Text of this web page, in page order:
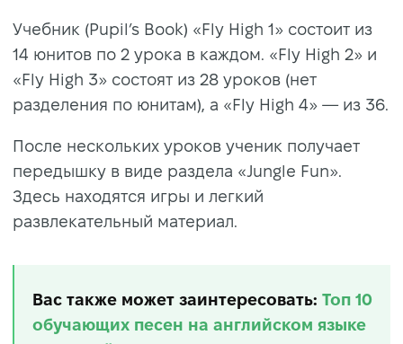
Учебник (Pupil’s Book) «Fly High 1» состоит из
14 юнитов по 2 урока в каждом. «Fly High 2» и
«Fly High 3» состоят из 28 уроков (нет
разделения по юнитам), а «Fly High 4» — из 36.
После нескольких уроков ученик получает
передышку в виде раздела «Jungle Fun».
Здесь находятся игры и легкий
развлекательный материал.
Вас также может заинтересовать: Топ 10
обучающих песен на английском языке